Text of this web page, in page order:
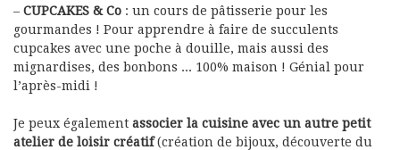
– CUPCAKES & Co : un cours de pâtisserie pour les
gourmandes ! Pour apprendre à faire de succulents
cupcakes avec une poche à douille, mais aussi des
mignardises, des bonbons … 100% maison ! Génial pour
l’après-midi !
Je peux également associer la cuisine avec un autre petit
atelier de loisir créatif(création de bijoux, découverte du